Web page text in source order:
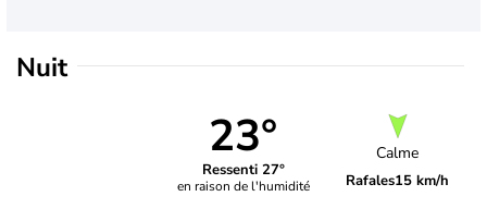
Nuit
23°
Ressenti 27°
en raison de l'humidité
Calme
Rafales15 km/h